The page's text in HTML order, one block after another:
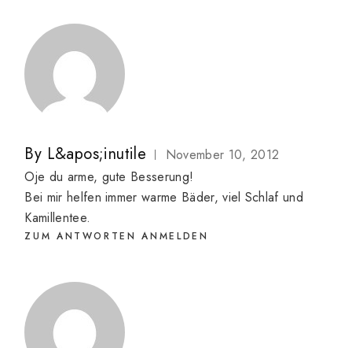
By L&apos;inutile
November 10, 2012
Oje du arme, gute Besserung!
Bei mir helfen immer warme Bäder, viel Schlaf und
Kamillentee.
ZUM ANTWORTEN ANMELDEN